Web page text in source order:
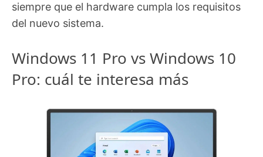
siempre que el hardware cumpla los requisitos
del nuevo sistema.
Windows 11 Pro vs Windows 10
Pro: cuál te interesa más